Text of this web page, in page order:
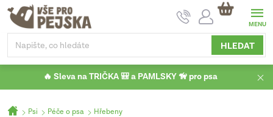
Přejít
obsah
HLEDAT
NÁKUPNÍ
KOŠÍK
🔥 Sleva na TRIČKA 🎒 a PAMLSKY 🦮 pro psa
Domů
Psi Péče o psa Hřebeny